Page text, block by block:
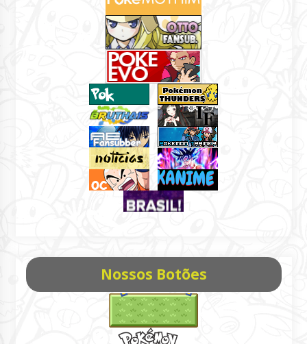
Nossos Botões